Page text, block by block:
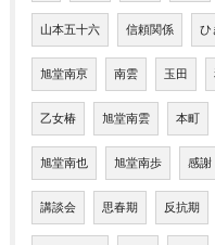
山本五十六 信頼関係 ひ
旭堂南亰 南雲 玉田
乙女椿 旭堂南雲 本町
旭堂南也 旭堂南歩 感謝
講談会 思春期 反抗期